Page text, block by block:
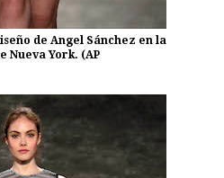
de Angel Sánchez en la
Nueva York. (AP